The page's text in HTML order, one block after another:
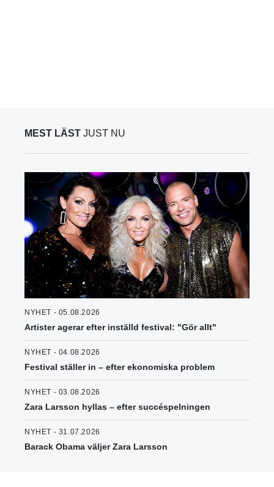
MEST LÄST JUST NU
NYHET - 05.08.2026
Artister agerar efter inställd festival: "Gör allt"
NYHET - 04.08.2026
Festival ställer in – efter ekonomiska problem
NYHET - 03.08.2026
Zara Larsson hyllas – efter succéspelningen
NYHET - 31.07.2026
Barack Obama väljer Zara Larsson